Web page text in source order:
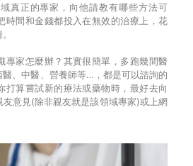
真正的專家，向他請教有哪些方法可
時間和金錢都投入在無效的治療上，花
專家怎麼辦？其實很簡單，多跑幾間醫
、中醫、營養師等…，都是可以諮詢的
打算嘗試新的療法或藥物時，最好去向
意見(除非親友就是該領域專家)或上網